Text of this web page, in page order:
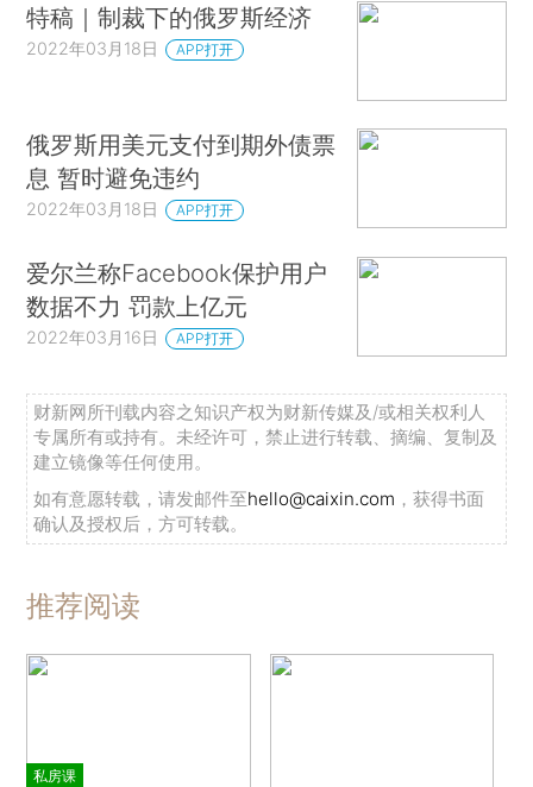
特稿｜制裁下的俄罗斯经济
2022年03月18日 APP打开
俄罗斯用美元支付到期外债票
息 暂时避免违约
2022年03月18日 APP打开
爱尔兰称Facebook保护用户
数据不力 罚款上亿元
2022年03月16日 APP打开
财新网所刊载内容之知识产权为财新传媒及/或相关权利人
专属所有或持有。未经许可，禁止进行转载、摘编、复制及
建立镜像等任何使用。
如有意愿转载，请发邮件至hello@caixin.com ，获得书面
确认及授权后，方可转载。
推荐阅读
私房课